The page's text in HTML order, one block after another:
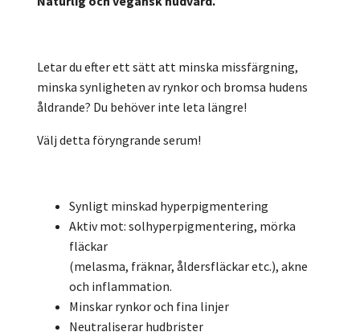
Letar du efter ett sätt att minska missfärgning,
minska synligheten av rynkor och bromsa hudens
åldrande? Du behöver inte leta längre!
Välj detta föryngrande serum!
Synligt minskad hyperpigmentering
Aktiv mot: solhyperpigmentering, mörka
fläckar
(melasma, fräknar, åldersfläckar etc.), akne
och inflammation.
Minskar rynkor och fina linjer
Neutraliserar hudbrister